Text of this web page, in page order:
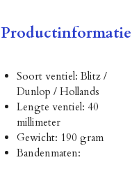
Productinformatie
Soort ventiel: Blitz /
Dunlop / Hollands
Lengte ventiel: 40
millimeter
Gewicht: 190 gram
Bandenmaten: